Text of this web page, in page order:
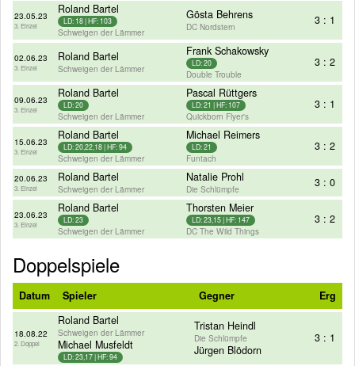
23.05.23
3. Einzel
Roland Bartel
LD: 18 | HF: 103
Schweigen der Lämmer
Gösta Behrens
DC Nordstern 3 : 1
02.06.23
3. Einzel
Roland Bartel
Schweigen der Lämmer
Frank Schakowsky
LD: 20
Double Trouble
3 : 2
09.06.23
3. Einzel
Roland Bartel
LD: 20
Schweigen der Lämmer
Pascal Rüttgers
LD: 21 | HF: 107
Quickborn Flyer's
3 : 1
15.06.23
3. Einzel
Roland Bartel
LD: 20,22,18 | HF: 94
Schweigen der Lämmer
Michael Reimers
LD: 21
Funtach
3 : 2
20.06.23
3. Einzel
Roland Bartel
Schweigen der Lämmer
Natalie Prohl
Die Schlümpfe 3 : 0
23.06.23
3. Einzel
Roland Bartel
LD: 23
Schweigen der Lämmer
Thorsten Meier
LD: 23,15 | HF: 147
DC The Wild Things
3 : 2
Doppelspiele
Datum Spieler Gegner Erg
18.08.22
2. Doppel
Roland Bartel
Schweigen der Lämmer
Michael Musfeldt
LD: 23,17 | HF: 94
Tristan Heindl
Die Schlümpfe
Jürgen Blödorn
3 : 1